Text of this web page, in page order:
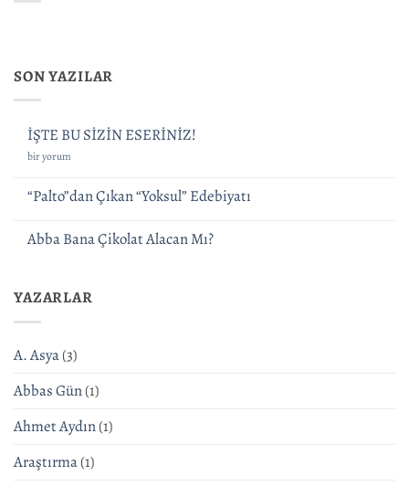
SON YAZILAR
İŞTE BU SİZİN ESERİNİZ!
İŞTE
ESERİNİZ!
bir yorum
“Palto”dan Çıkan “Yoksul” Edebiyatı
yok
“Palto”dan
Abba Bana Çikolat Alacan Mı?
Bana
Alacan
YAZARLAR
A. Asya(3)
Abbas Gün(1)
Ahmet Aydın(1)
Araştırma(1)